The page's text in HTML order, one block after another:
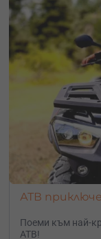
АТВ
Поеми към най-
АТВ!